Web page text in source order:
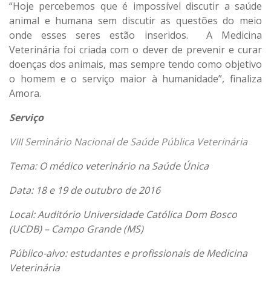
“Hoje percebemos que é impossível discutir a saúde
animal e humana sem discutir as questões do meio
onde esses seres estão inseridos. A Medicina
Veterinária foi criada com o dever de prevenir e curar
doenças dos animais, mas sempre tendo como objetivo
o homem e o serviço maior à humanidade”, finaliza
Amora.
Serviço
VIII Seminário Nacional de Saúde Pública Veterinária
Tema: O médico veterinário na Saúde Única
Data: 18 e 19 de outubro de 2016
Local: Auditório Universidade Católica Dom Bosco
(UCDB) – Campo Grande (MS)
Público-alvo: estudantes e profissionais de Medicina
Veterinária